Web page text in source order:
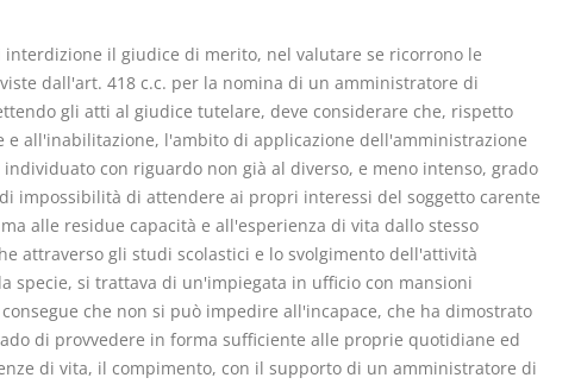
interdizione il giudice di merito, nel valutare se ricorrono le
dall'art. 418 c.c. per la nomina di un amministratore di
gli atti al giudice tutelare, deve considerare che, rispetto
e all'inabilitazione, l'ambito di applicazione dell'amministrazione
individuato con riguardo non già al diverso, e meno intenso, grado
impossibilità di attendere ai propri interessi del soggetto carente
alle residue capacità e all'esperienza di vita dallo stesso
attraverso gli studi scolastici e lo svolgimento dell'attività
specie, si trattava di un'impiegata in ufficio con mansioni
che non si può impedire all'incapace, che ha dimostrato
di provvedere in forma sufficiente alle proprie quotidiane ed
di vita, il compimento, con il supporto di un amministratore di
I Vincoli Preliminari
D. Minussi
Versione ebook€
4,19 (iva incl.)